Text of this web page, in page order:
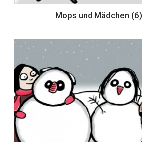
Mops und Mädchen (6)